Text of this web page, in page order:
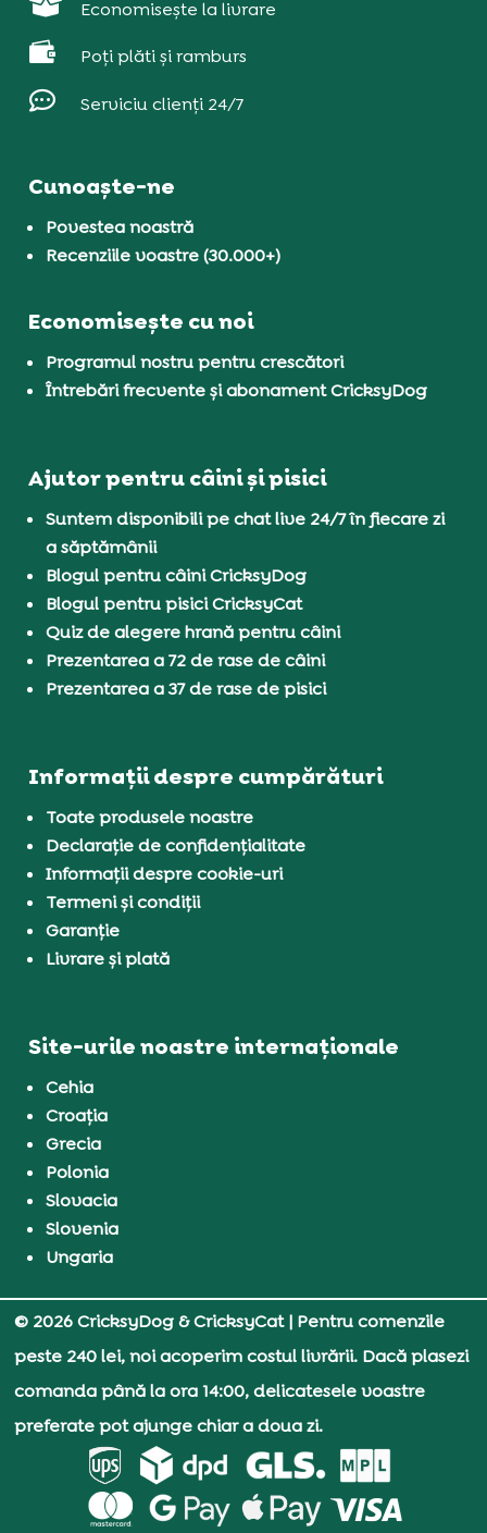
Economisește la livrare
 Poți plăti și ramburs
 Serviciu clienți 24/7
Cunoaște-ne
Povestea noastră
Recenziile voastre (30.000+)
Economisește cu noi
Programul nostru pentru crescători
Întrebări frecvente și abonament CricksyDog
Ajutor pentru câini și pisici
Suntem disponibili pe chat live 24/7 în fiecare zi
a săptămânii
Blogul pentru câini CricksyDog
Blogul pentru pisici CricksyCat
Quiz de alegere hrană pentru câini
Prezentarea a 72 de rase de câini
Prezentarea a 37 de rase de pisici
Informații despre cumpărături
Toate produsele noastre
Declarație de confidențialitate
Informații despre cookie-uri
Termeni și condiții
Garanție
Livrare și plată
Site-urile noastre internaționale
Cehia
Croația
Grecia
Polonia
Slovacia
Slovenia
Ungaria
© 2026 CricksyDog & CricksyCat| Pentru comenzile
peste 240 lei, noi acoperim costul livrării. Dacă plasezi
comanda până la ora 14:00, delicatesele voastre
preferate pot ajunge chiar a doua zi.